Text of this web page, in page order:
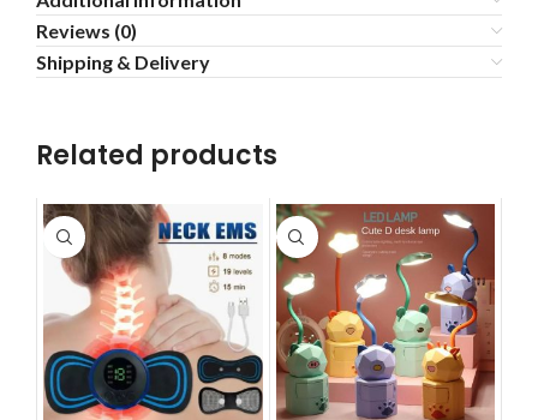
Reviews (0)
Shipping & Delivery
Related products